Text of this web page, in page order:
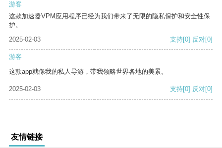
游客
这款加速器VPM应用程序已经为我们带来了无限的隐私保护和安全性保
护。
2025-02-03
支持[0] 反对[0]
游客
这款app就像我的私人导游，带我领略世界各地的美景。
2025-02-03 支持[0] 反对[0]
友情链接